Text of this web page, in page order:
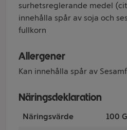
surhetsreglerande medel
innehålla spår av soja och
fullkorn
Allergener
Kan innehålla spår av
Näringsdeklaration
Näringsvärde 100